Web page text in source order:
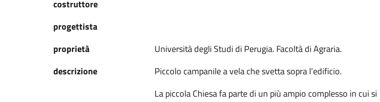
costruttore
progettista
proprietà
Università degli Studi di Perugia. Facoltà di Agraria.
descrizione
Piccolo campanile a vela che svetta sopra l’edificio.
La piccola Chiesa fa parte di un più ampio complesso in cui si